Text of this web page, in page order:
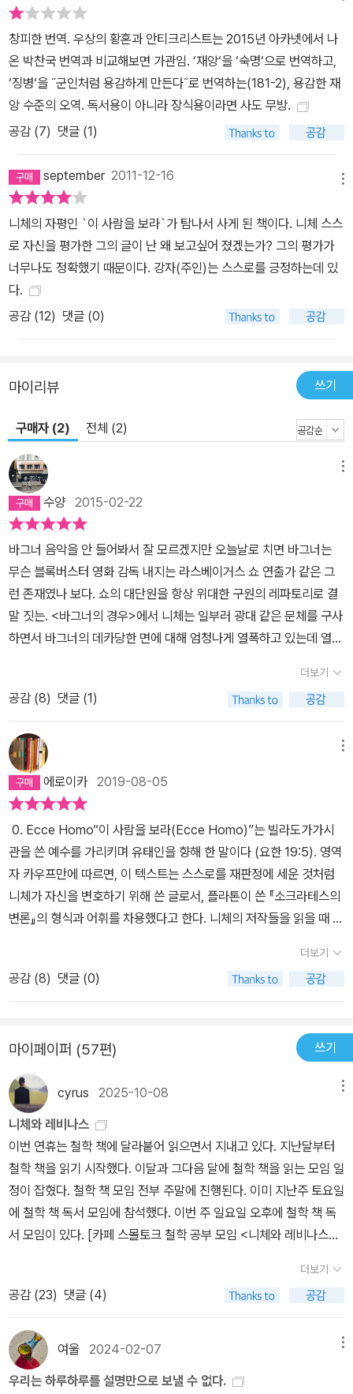
창피한 번역. 우상의 황혼과 안티크리스트는 2015년 아카넷에서 나
온 박찬국 번역과 비교해보면 가관임. ‘재앙‘을 ‘숙명‘으로 번역하고,
‘징병‘을 ˝군인처럼 용감하게 만든다˝로 번역하는(181-2), 용감한 재
앙 수준의 오역. 독서용이 아니라 장식용이라면 사도 무방.
공감 (7) 댓글 (1)
september2011-12-16
니체의 자평인 `이 사람을 보라`가 탐나서 사게 된 책이다. 니체 스스
로 자신을 평가한 그의 글이 난 왜 보고싶어 졌겠는가? 그의 평가가
너무나도 정확했기 때문이다. 강자(주인)는 스스로를 긍정하는데 있
다.
공감 (12) 댓글 (0)
마이리뷰 쓰기
구매자 (2) 전체 (2)
수양 2015-02-22
바그너 음악을 안 들어봐서 잘 모르겠지만 오늘날로 치면 바그너는
무슨 블록버스터 영화 감독 내지는 라스베이거스 쇼 연출가 같은 그
런 존재였나 보다. 쇼의 대단원을 항상 위대한 구원의 레파토리로 결
말 짓는. <바그너의 경우>에서 니체는 일부러 광대 같은 문체를 구사
하면서 바그너의 데카당한 면에 대해 엄청나게 열폭하고 있는데 열폭
고 주장하지만 실제로는 여전히 과도하게 의식하고 있는 것처럼 보인
다. 바그너를 물어뜯는 그는 너무나 '약자' 같다. 보나마나 바그너는 <
니체의 경우>같은 건 쓰지도 않았을 텐데 아무리 니체가 강자네 초인
이네 어쩌구 저쩌구 해도 자신의 사상의 일관성을 스스로 허물어버리
는 이런 표리부동한 글을 읽고 있으면 차라리 측은한 마음마저 생긴
다. 자기 분열과 자기 모순. 이상적 자아와 현실 자아 간의 엄청난 괴
리. 니체는, 현대철학에서 차지하는 위상과는 별개로 내게는, 사이코
패스를 이상적 자아로 상정했으나 현실적으로는 너무나 '그리스도
교'적이고 '약자'이며 '병자'인 인간의 균열적 존재론을 정초한 자로 와
닿는다. 나랑 퍽 닮은 바로 그런 점 때문에 니체가 재미있게 읽히는 지
도 모르겠다.
더보기
공감 (8) 댓글 (1)
에로이카2019-08-05
0. Ecce Homo“이 사람을 보라(Ecce Homo)”는 빌라도가가시
관을 쓴 예수를 가리키며 유태인을 향해 한 말이다 (요한 19:5). 영역
자 카우프만에 따르면, 이 텍스트는 스스로를 재판정에 세운 것처럼
니체가 자신을 변호하기 위해 쓴 글로서, 플라톤이 쓴 『소크라테스의
변론』의 형식과 어휘를 차용했다고 한다. 니체의 저작들을 읽을 때 가
듯 읽고 그 내용을 바로 알아차리기는 쉽지 않다. 서문을 읽어보면, 니
체는 분명 자신을 설명하기 위해 이 글을 쓴 것 같다. 그러나 니체는독
자에게 친절한 저자가 아니다. 더구나 다른 저작들은 더러 해설서도
서라면, 니체의 전기가 될텐데, 츠바이크의 훌륭하지만 아주 간결한
책 말고는 아직 그의 전기를 읽어보지 못했다. 언제고 시간과 정성이
되면, 카우프만이 쓴 전기를 제대로 읽어보고 싶다.1. 인생 추상화본
문의 앞의 세 장들은 일단 다 자화자찬으로 읽힌다. 나는 왜 이렇게 현
명하고, 영리하고, 좋은 책을 쓰는지… 그런데막상 내용을 읽어보면,
실제로 그가 현명하고 영리한 이유를 찾기는 쉽지 않다. 첫 장에서는
그의 인생과 사상이 추상화처럼 그려져 있다. 아버지, 어머니, 여동
생, 바그너 내외(336), 자신이가르쳤던 학생들의 모습들이 살짝살짝
등장하지만, 니체만이알아들을법한 방식으로 언급된다. Z와 마찬가
정선된 귀'(365)를 요구한다. “나는 데카당이면서 동시에시작이
다”(331), “때로는 병자의 관점으로 좀더 건강한 개념들과 가치들을
바라보기도 하고, 반대로 풍부한 삶의 충만과 자기 확신의 관점에서
데카당스 본능의 은밀한 작업을 보기도 한다”(333), “건강에의 의지
와 삶에의 의지를 나의 철학으로 만들었다”(334),“동정을 극복하는
것은 고귀한 덕이다”(339), “나는 인간을 사랑하지만, 그것은 그들에
더보기
공감 (8) 댓글 (0)
마이페이퍼 (57편) 쓰기
cyrus 2025-10-08
니체와 레비나스
이번 연휴는 철학 책에 달라붙어 읽으면서 지내고 있다. 지난달부터
철학 책을 읽기 시작했다. 이달과 그다음 달에 철학 책을 읽는 모임 일
정이 잡혔다. 철학 책 모임 전부 주말에 진행된다. 이미 지난주 토요일
에 철학 책 독서 모임에 참석했다. 이번 주 일요일 오후에 철학 책 독
서 모임이 있다. [카페 스몰토크 철학 공부 모임 <니체와 레비나스>
d Levinas: “After the Death of a Certain God”> (Columbia
Univ Pr, 2008년)지난주 토요일에 시작된 철학 책 독서 모임 이름
은 ‘니체와 레비나스(Nietzsche and Levinas)’다. 모임 이름은 지
정 도서 제목이기도 하다. <니체와 레비나스>는 국내에 번역되지 않
은 책이다. 영문으로 된 원서를 읽는 것이 아니라 우리말로 번역된 것
을 읽는다. AI 번역기로 한 것이라서 어색한 문장이 있지만, 그래도 읽
더보기
공감 (23) 댓글 (4)
여울 2024-02-07
우리는 하루하루를 설명만으로 보낼 수 없다.